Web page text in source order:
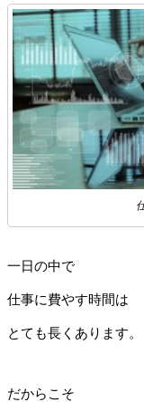
一日の中で
仕事に費やす時間は
とても長くあります。
だからこそ